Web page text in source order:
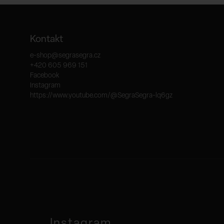
Kontakt
e-shop@segrasegra.cz
+420 605 969 151
Facebook
Instagram
https://www.youtube.com/@SegraSegra-lq6gz